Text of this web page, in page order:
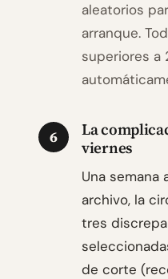
aleatorios
arranque.
superiores a
6
La
viernes
Una semana
archivo, la
tres
de corte